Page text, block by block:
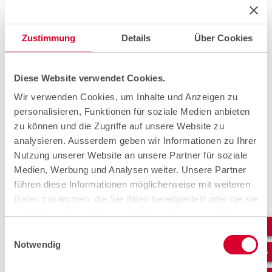
Zustimmung Details Über Cookies
Diese Website verwendet Cookies.
Wir verwenden Cookies, um Inhalte und Anzeigen zu
personalisieren, Funktionen für soziale Medien anbieten
zu können und die Zugriffe auf unsere Website zu
analysieren. Ausserdem geben wir Informationen zu Ihrer
Nutzung unserer Website an unsere Partner für soziale
Medien, Werbung und Analysen weiter. Unsere Partner
führen diese Informationen möglicherweise mit weiteren
Daten zusammen, die Sie ihnen bereitgestellt oder die sie
Notwendig
s’engagent lorsque l’on a besoin d’eux.
Suisse romande et dans le Haut-Valais.
Voici comment il